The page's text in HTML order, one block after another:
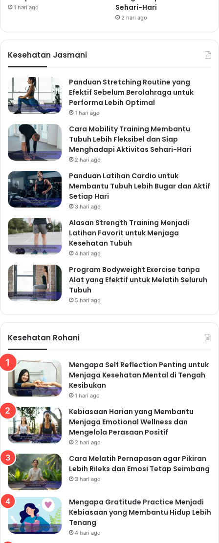
1 hari ago
Sehari-Hari
2 hari ago
Kesehatan Jasmani
Panduan Stretching Routine yang
Efektif Sebelum Berolahraga untuk
Performa Lebih Optimal
1 hari ago
Cara Mobility Training Membantu
Tubuh Lebih Fleksibel dan Siap
Menghadapi Aktivitas Sehari-Hari
2 hari ago
Panduan Latihan Cardio untuk
Membantu Tubuh Lebih Bugar dan Aktif
Setiap Hari
3 hari ago
Alasan Strength Training Menjadi
Latihan Favorit untuk Menjaga
Kesehatan Tubuh
4 hari ago
Program Bodyweight Exercise tanpa
Alat yang Efektif untuk Melatih Seluruh
Tubuh
5 hari ago
Kesehatan Rohani
Mengapa Self Reflection Penting untuk
Menjaga Kesehatan Mental di Tengah
Kesibukan
1 hari ago
Kebiasaan Harian yang Membantu
Menjaga Emotional Wellness dan
Mengelola Perasaan Positif
2 hari ago
Cara Melatih Pernapasan agar Pikiran
Lebih Rileks dan Emosi Tetap Seimbang
3 hari ago
Mengapa Gratitude Practice Menjadi
Kebiasaan yang Membantu Hidup Lebih
Tenang
4 hari ago